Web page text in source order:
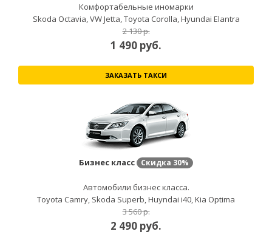
Комфортабельные иномарки
Skoda Octavia, VW Jetta, Toyota Corolla, Hyundai Elantra
2 130 р.
1 490 руб.
ЗАКАЗАТЬ ТАКСИ
Бизнес класс Скидка 30%
Автомобили бизнес класса.
Toyota Camry, Skoda Superb, Huyndai i40, Kia Optima
3 560 р.
2 490 руб.